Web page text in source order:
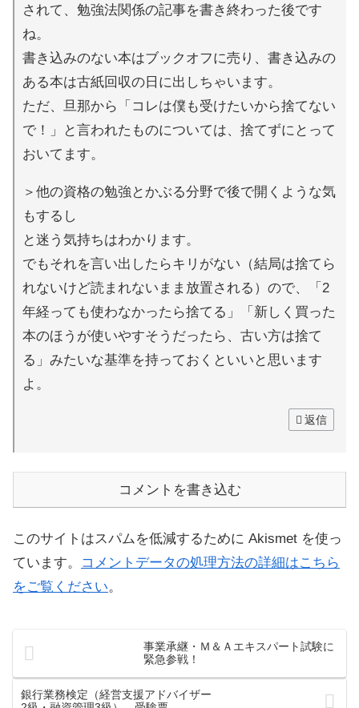
されて、勉強法関係の記事を書き終わった後です
ね。
書き込みのない本はブックオフに売り、書き込みの
ある本は古紙回収の日に出しちゃいます。
ただ、旦那から「コレは僕も受けたいから捨てない
で！」と言われたものについては、捨てずにとって
おいてます。
＞他の資格の勉強とかぶる分野で後で開くような気
もするし
と迷う気持ちはわかります。
でもそれを言い出したらキリがない（結局は捨てら
れないけど読まれないまま放置される）ので、「2
年経っても使わなかったら捨てる」「新しく買った
本のほうが使いやすそうだったら、古い方は捨て
る」みたいな基準を持っておくといいと思います
よ。
返信
コメントを書き込む
このサイトはスパムを低減するために Akismet を使っ
ています。
コメントデータの処理方法の詳細はこちら
をご覧ください。
事業承継・Ｍ＆Ａエキスパート試験に
緊急参戦！
銀行業務検定（経営支援アドバイザー